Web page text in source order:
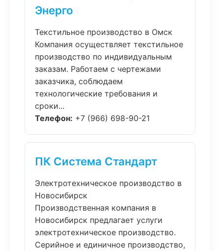
Энерго
Текстильное производство в Омск
Компания осуществляет текстильное
производство по индивидуальным
заказам. Работаем с чертежами
заказчика, соблюдаем
технологические требования и
сроки...
Телефон: +7 (966) 698-90-21
ПК Система Стандарт
Электротехническое производство в
Новосибирск
Производственная компания в
Новосибирск предлагает услуги
электротехническое производство.
Серийное и единичное производство,